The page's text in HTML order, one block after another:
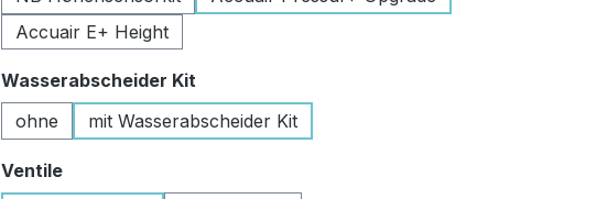
Accuair E+ Height
Wasserabscheider Kit
ohne
mit Wasserabscheider Kit
Ventileauswählen